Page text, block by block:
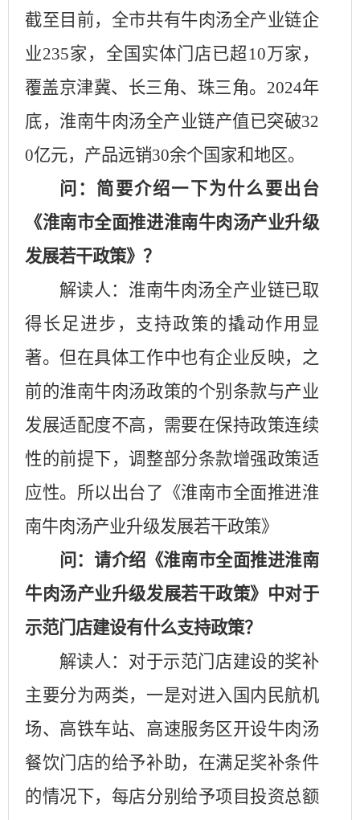
截至目前，全市共有牛肉汤全产业链企
业235家，全国实体门店已超 10万家，
覆盖京津冀、长三角、珠三角。 2024年
底，淮南牛肉汤全产业链产值已突破32
0亿元，产品远销30余个国家和地区。
问：简要介绍一下为什么要出台
《淮南市全面推进淮南牛肉汤产业升级
发展若干政策》？
解读人：淮南牛肉汤全产业链已取
得长足进步，支持政策的撬动作用显
著。但在具体工作中也有企业反映，之
前的淮南牛肉汤政策的个别条款与产业
发展适配度不高，需要在保持政策连续
性的前提下，调整部分条款增强政策适
应性。所以出台了《淮南市全面推进淮
南牛肉汤产业升级发展若干政策》
问：请介绍《淮南市全面推进淮南
牛肉汤产业升级发展若干政策》中对于
示范门店建设有什么支持政策？
解读人：对于示范门店建设的奖补
主要分为两类，一是对进入国内民航机
场、高铁车站、高速服务区开设牛肉汤
餐饮门店的给予补助，在满足奖补条件
的情况下，每店分别给予项目投资总额